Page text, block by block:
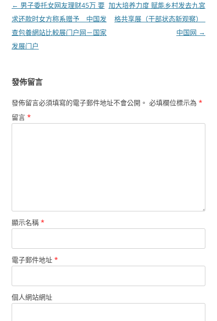
文
章
導
覽
← 男子委托女网友理财45万 要
求还款时女方称系赠予 _ 中国发
查包養網站比較展门户网－国家
发展门户
加大培养力度 赋能乡村发去九宮
格共享展（干部状态新观察）_
中国网 →
發佈留言
發佈留言必須填寫的電子郵件地址不會公開。 必填欄位標示為 *
留言 *
顯示名稱 *
電子郵件地址 *
個人網站網址